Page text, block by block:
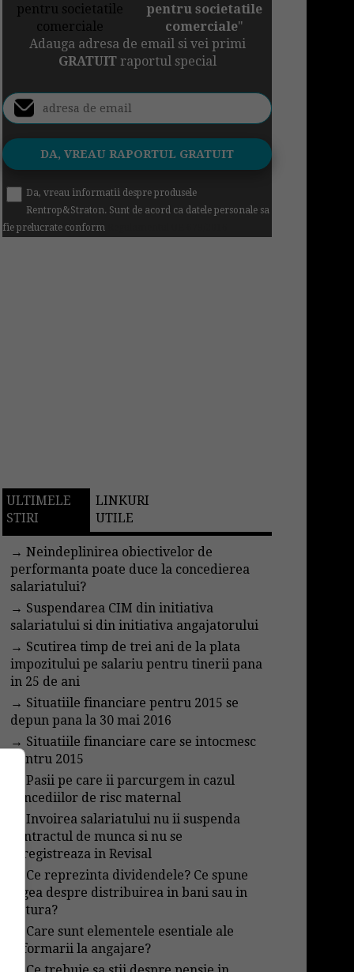
pentru societatile
comerciale"
Adauga adresa de email si vei primi
GRATUITraportul special
Da, vreau informatii despre produsele
Rentrop&Straton. Sunt de acord ca datele personale sa
fie prelucrate conform
ULTIMELE
STIRI
LINKURI
UTILE
→Neindeplinirea obiectivelor de
performanta poate duce la concedierea
salariatului?
→ Suspendarea CIM din initiativa
salariatului si din initiativa angajatorului
→ Scutirea timp de trei ani de la plata
impozitului pe salariu pentru tinerii pana
in 25 de ani
→ Situatiile financiare pentru 2015 se
depun pana la 30 mai 2016
→ Situatiile financiare care se intocmesc
pentru 2015
→Pasii pe care ii parcurgem in cazul
concediilor de risc maternal
→Invoirea salariatului nu ii suspenda
contractul de munca si nu se
inregistreaza in Revisal
Ce reprezinta dividendele? Ce spune
legea despre distribuirea in bani sau in
natura?
Care sunt elementele esentiale ale
informarii la angajare?